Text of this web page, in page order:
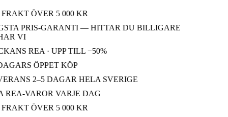
ÖVER 5 000 KR
PRIS-GARANTI — HITTAR DU BILLIGARE
VI
REA · UPP TILL −50%
ÖPPET KÖP
2–5 DAGAR HELA SVERIGE
VAROR VARJE DAG
ÖVER 5 000 KR